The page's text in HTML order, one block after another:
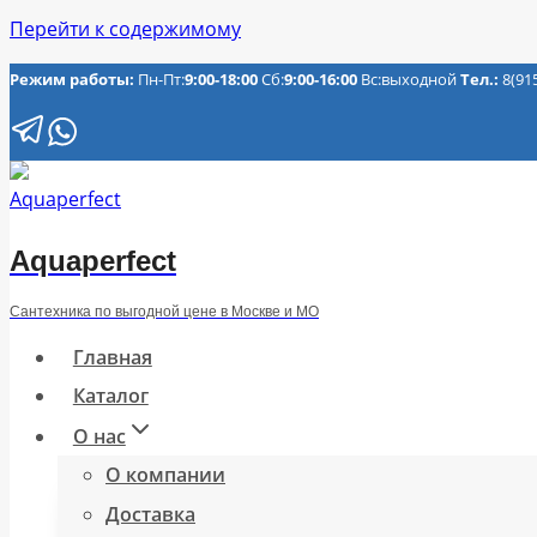
Перейти к содержимому
Режим работы: Пн-Пт:9:00-18:00Сб:9:00-16:00 Вс:выходнойТел.:
Aquaperfect
Сантехника по выгодной цене в Москве и МО
Главная
Каталог
О нас
О компании
Доставка